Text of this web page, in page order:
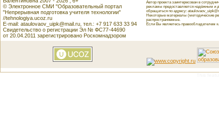
© Электронное СМИ "Образовательный портал
"Непрерывная подготовка учителя технологии"
//tehnologiya.ucoz.ru
E-mail: ataulovaov_uipk@mail.ru, тел.: +7 917 633 33 94
Свидетельство о регистрации Эл № ФС77-44690
от 20.04.2011 зарегистрировано Роскомнадзором
Автор проекта заинтересован в
рекламы предоставляется надёжным и
обращаться по адресу:
Некоторые материалы (методические
распространяемые.
Если Вы являетесь правообладателем